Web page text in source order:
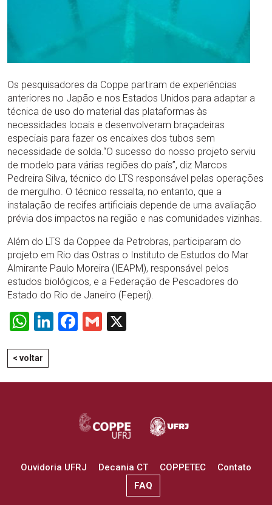
Os pesquisadores da Coppe partiram de experiências
anteriores no Japão e nos Estados Unidos para adaptar a
técnica de uso do material das plataformas às
necessidades locais e desenvolveram braçadeiras
especiais para fazer os encaixes dos tubos sem
necessidade de solda.“O sucesso do nosso projeto serviu
de modelo para várias regiões do país”, diz Marcos
Pedreira Silva, técnico do LTS responsável pelas operações
de mergulho. O técnico ressalta, no entanto, que a
instalação de recifes artificiais depende de uma avaliação
prévia dos impactos na região e nas comunidades vizinhas.
Além do LTS da Coppee da Petrobras, participaram do
projeto em Rio das Ostras o Instituto de Estudos do Mar
Almirante Paulo Moreira (IEAPM), responsável pelos
estudos biológicos, e a Federação de Pescadores do
Estado do Rio de Janeiro (Feperj).
WhatsApp
LinkedIn
Facebook
Gmail
< voltar
Ouvidoria UFRJ Decania CT COPPETEC
Contato
FAQ